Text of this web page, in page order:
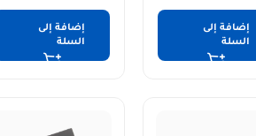
إضافة إلى
السلة
إضافة إلى
السلة